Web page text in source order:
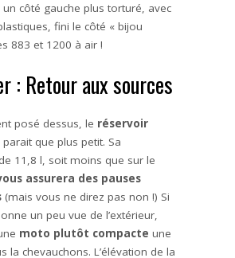
côté gauche plus torturé, avec
fini le côté « bijou
883 et 1200 à air !
: Retour aux sources
posé dessus, le réservoir
parait que plus petit. Sa
11,8 l, soit moins que sur le
assurera des pauses
(mais vous ne direz pas non !) Si
un peu vue de l’extérieur,
moto plutôt compacte une
la chevauchons. L’élévation de la